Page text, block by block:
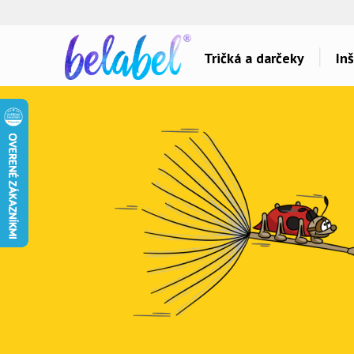
Tričká a darčeky
Dárky pro maminku
Dárky pro babičku
Dárky pro tátu
Dárky pro bráchu
Dárky pro dědu
Dárky pro partnera
Dárky pro partnerku
Dárky pro přátele
Hudba & Film
Humor
Ostatné